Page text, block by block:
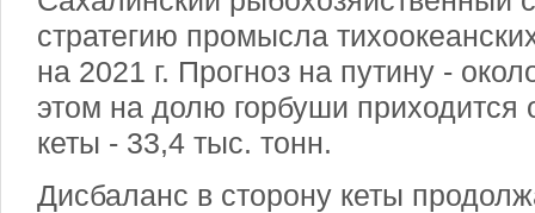
стратегию промысла
на 2021 г. Прогноз на путину -
этом на долю горбуши приходится
кеты - 33,4 тыс. тонн.
Дисбаланс в сторону кеты